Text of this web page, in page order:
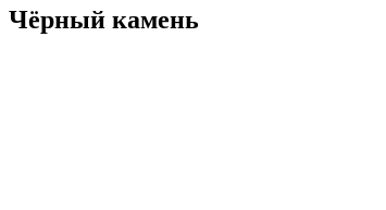
Чёрный камень